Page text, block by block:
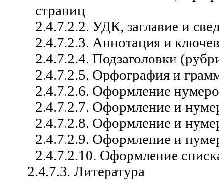
страниц
2.4.7.2.2. УДК, заглавие и
2.4.7.2.3. Аннотация и
2.4.7.2.4. Подзаголовки
2.4.7.2.5. Орфография и
2.4.7.2.6. Оформление
2.4.7.2.7. Оформление и
2.4.7.2.8. Оформление и
2.4.7.2.9. Оформление и
2.4.7.2.10. Оформление
2.4.7.3. Литература